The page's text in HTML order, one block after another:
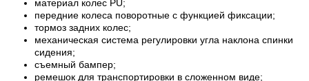
материал колес PU;
передние колеса поворотные с функцией фиксации;
тормоз задних колес;
механическая система регулировки угла наклона спинки
сидения;
съемный бампер;
ремешок для транспортировки в сложенном виде;